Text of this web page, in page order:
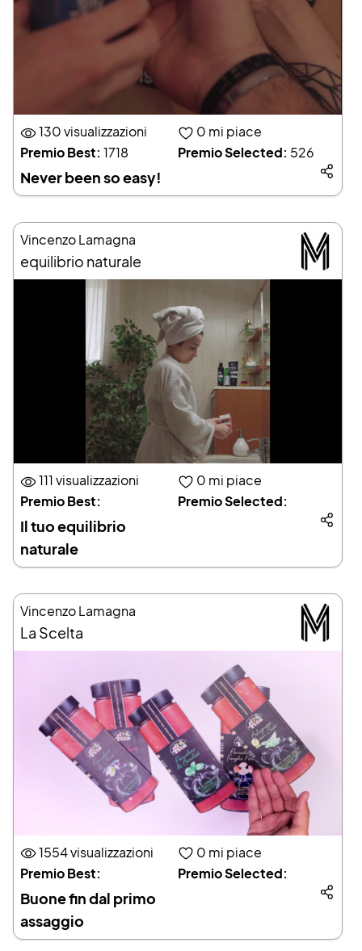
130 visualizzazioni 0 mi piace
Premio Best: 1718 Premio Selected: 526
Never been so easy!
Vincenzo Lamagna
equilibrio naturale
111 visualizzazioni 0 mi piace
Premio Best:
Premio Selected:
Il tuo equilibrio
naturale
Vincenzo Lamagna
La Scelta
1554 visualizzazioni 0 mi piace
Premio Best:
Premio Selected:
Buone fin dal primo
assaggio